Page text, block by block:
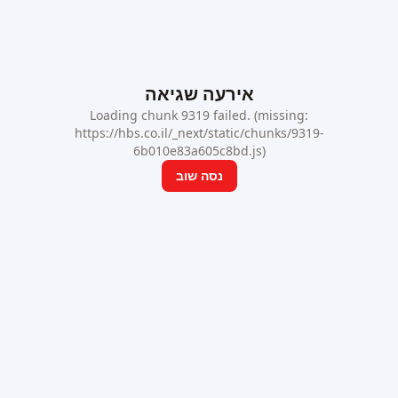
אירעה שגיאה
Loading chunk 9319 failed. (missing:
https://hbs.co.il/_next/static/chunks/9319-
6b010e83a605c8bd.js)